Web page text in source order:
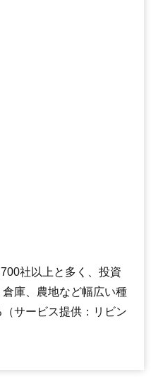
社以上と多く、投資
庫、農地など幅広い種
サービス提供：リビン